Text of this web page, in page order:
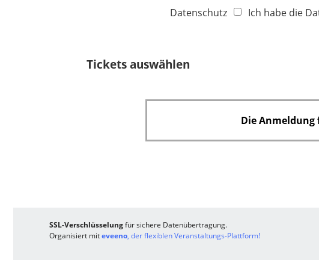
e
Datenschutz Ich habe die
Tickets auswählen
Die
SSL-Verschlüsselungfür sichere Datenübertragung.
Organisiert miteveeno, der flexiblen Veranstaltungs-Plattform!